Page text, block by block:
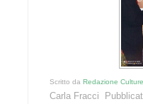
Scritto da Redazione
Carla Fracci